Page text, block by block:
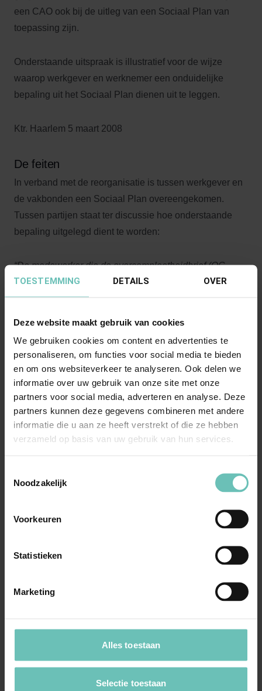
TOESTEMMING DETAILS OVER
Deze website maakt gebruik van cookies
We gebruiken cookies om content en advertenties te
personaliseren, om functies voor social media te bieden
en om ons websiteverkeer te analyseren. Ook delen we
informatie over uw gebruik van onze site met onze
partners voor social media, adverteren en analyse. Deze
partners kunnen deze gegevens combineren met andere
informatie die u aan ze heeft verstrekt of die ze hebben
verzameld op basis van uw gebruik van hun services.
Noodzakelijk
Voorkeuren
Statistieken
Marketing
Alles toestaan
Selectie toestaan
een CAO ook bij de uitleg van een Sociaal Plan van
toepassing zijn.
Onderstaande uitspraak is illustratief voor de wijze
waarop werkgever en werknemer een onduidelijke
bepaling uit het Sociaal Plan dienen uit te leggen.
Ktr. Haarlem 5 maart 2008
De feiten
In verband met de reorganisatie is tussen werkgever en
de vakbonden een Sociaal Plan overeengekomen.
Tussen partijen staat ter discussie hoe onderstaande
bepaling uitgelegd dient te worden:
“De medewerker die de overcompleetheidbrief (OC-
brief) heeft ontvangen en die zijn dienstverband op
eigen verzoek opzegt voor de datum waarop zijn
Eind mei 2007 krijgt werkneemster te horen dat haar
functie wegens een reorganisatie zal vervallen. Eind juni
2007 zegt werkneemster haar dienstverband op tegen 1
september 2007 in verband met een nieuwe baan. Eind
augustus ontvangt werkneemster de bewuste OC-brief.
hoogte van 12 maandsalarissen en doet daarvoor mede
Plan. Volgens werkgever komt men pas in aanmerking
voor de vertrekpremie indien opgezegd wordt nadat de
hardheidsclausule zou volgens hem geen soelaas
De kantonrechter stelt voorop dat dit Sociaal Plan een
CAO is, zodat de maatstaven die gelden voor de uitleg
van een CAO (zoals hierboven toegelicht), ook bij de
uitleg van dit Sociaal Plan van toepassing zijn.